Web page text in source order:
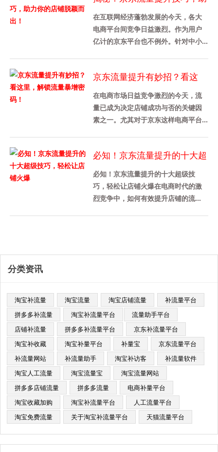
力你的店铺脱颖而出！
在互联网经济蓬勃发展的今天，各大
电商平台间竞争日益激烈。作为用户
亿计的京东平台也不例外。针对中小
流......
京东流量提升有妙招？看这
里，解锁流量暴增密码！
在电商市场日益竞争激烈的今天，流
量已成为决定店铺成功与否的关键因
素之一。尤其对于京东这样电商平台
东......
必知！京东流量提升的十大超
级技巧，轻松让店铺火爆
必知！京东流量提升的十大超级技
巧，轻松让店铺火爆在电商时代的激
烈竞争中，如何有效提升店铺的流
分类资讯
淘宝补流量 淘宝流量 淘宝店铺流量
补流量平台
拼多多补流量
淘宝补流量平台​
流量助手平台
店铺补流量
拼多多补流量平台
京东补流量平台
淘宝补收藏
淘宝补量平台 补量宝
京东流量平台
补流量网站
补流量助手 淘宝补访客
补流量软件
淘宝人工流量
淘宝流量宝
淘宝流量网站
拼多多店铺流量
拼多多流量
电商补量平台
淘宝收藏加购
淘宝补流量平台
人工流量平台
淘宝免费流量
关于淘宝补流量平台 天猫流量平台